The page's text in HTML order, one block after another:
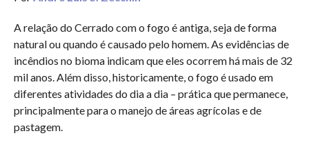
A relação do Cerrado com o fogo é antiga, seja de forma
natural ou quando é causado pelo homem. As evidências de
incêndios no bioma indicam que eles ocorrem há mais de 32
mil anos. Além disso, historicamente, o fogo é usado em
diferentes atividades do dia a dia – prática que permanece,
principalmente para o manejo de áreas agrícolas e de
pastagem.